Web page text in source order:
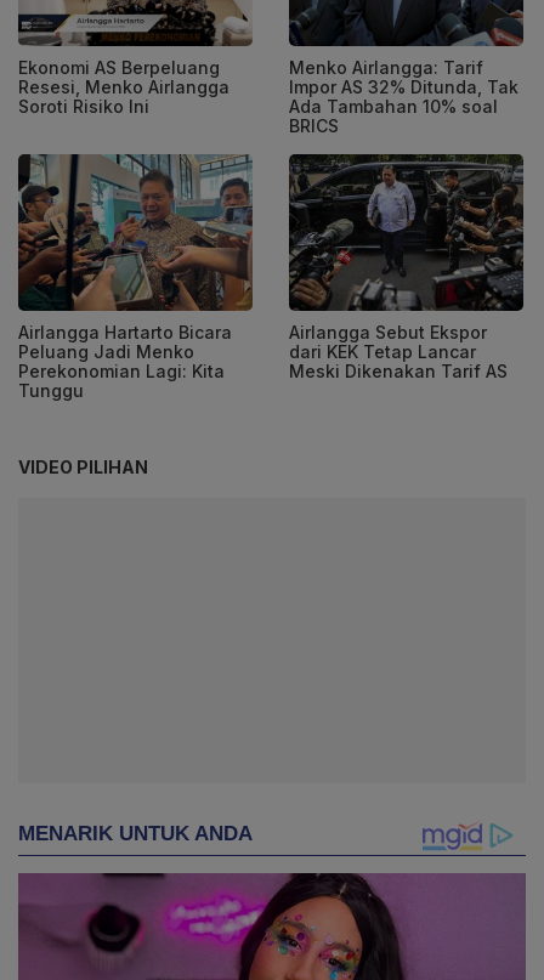
Ekonomi AS Berpeluang
Resesi, Menko Airlangga
Soroti Risiko Ini
Menko Airlangga: Tarif
Impor AS 32% Ditunda, Tak
Ada Tambahan 10% soal
BRICS
Airlangga Hartarto Bicara
Peluang Jadi Menko
Perekonomian Lagi: Kita
Tunggu
Airlangga Sebut Ekspor
dari KEK Tetap Lancar
Meski Dikenakan Tarif AS
VIDEO PILIHAN